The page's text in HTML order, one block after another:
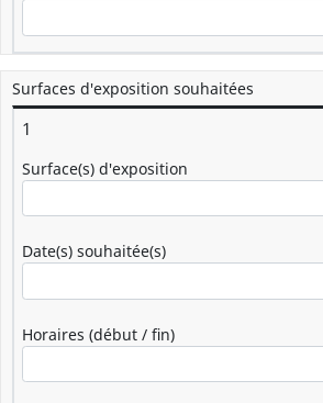
Surfaces d'exposition souhaitées
1
Surface(s) d'exposition
Date(s) souhaitée(s)
Horaires (début / fin)